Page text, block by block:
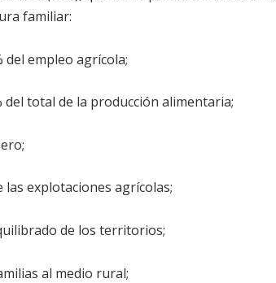
familiar:
del empleo agrícola;
del total de la producción alimentaria;
las explotaciones agrícolas;
de los territorios;
al medio rural;